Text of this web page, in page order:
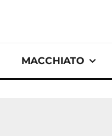
MACCHIATO